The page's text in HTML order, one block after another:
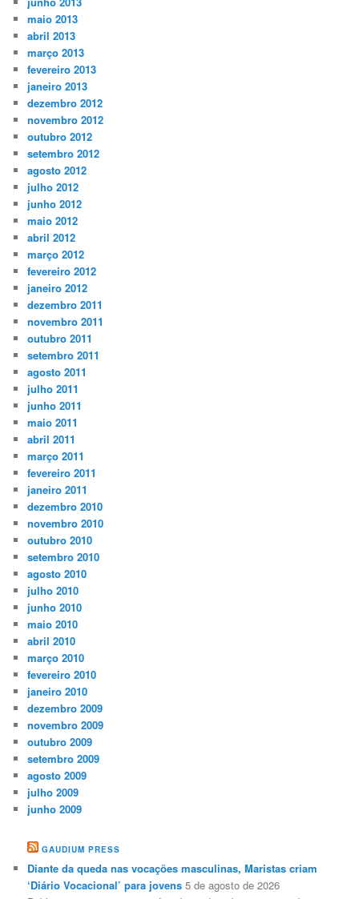
maio 2013
abril 2013
março 2013
fevereiro 2013
janeiro 2013
dezembro 2012
novembro 2012
outubro 2012
setembro 2012
agosto 2012
julho 2012
junho 2012
maio 2012
abril 2012
março 2012
fevereiro 2012
janeiro 2012
dezembro 2011
novembro 2011
outubro 2011
setembro 2011
agosto 2011
julho 2011
junho 2011
maio 2011
abril 2011
março 2011
fevereiro 2011
janeiro 2011
dezembro 2010
novembro 2010
outubro 2010
setembro 2010
agosto 2010
julho 2010
junho 2010
maio 2010
abril 2010
março 2010
fevereiro 2010
janeiro 2010
dezembro 2009
novembro 2009
outubro 2009
setembro 2009
agosto 2009
julho 2009
junho 2009
GAUDIUM PRESS
Diante da queda nas vocações masculinas, Maristas criam
‘Diário Vocacional’ para jovens 5 de agosto de 2026